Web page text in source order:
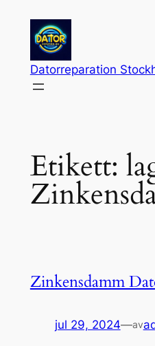
innehåll
Datorreparation
Etikett:
Zinkensdamm
jul 29, 2024—av